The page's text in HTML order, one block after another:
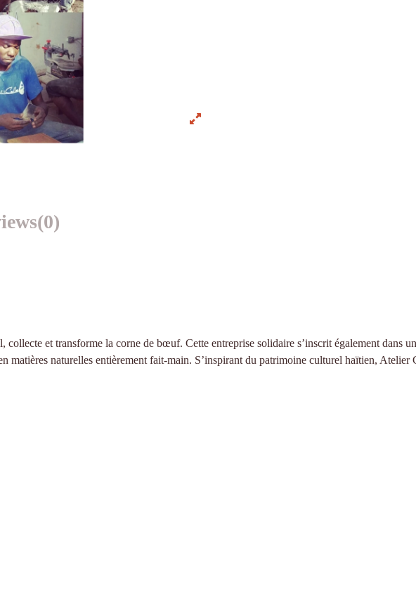
(0)
et transforme la corne de bœuf. Cette entreprise solidaire s’inscrit également dans
matières naturelles entièrement fait-main. S’inspirant du patrimoine culturel haïtien, Atelier